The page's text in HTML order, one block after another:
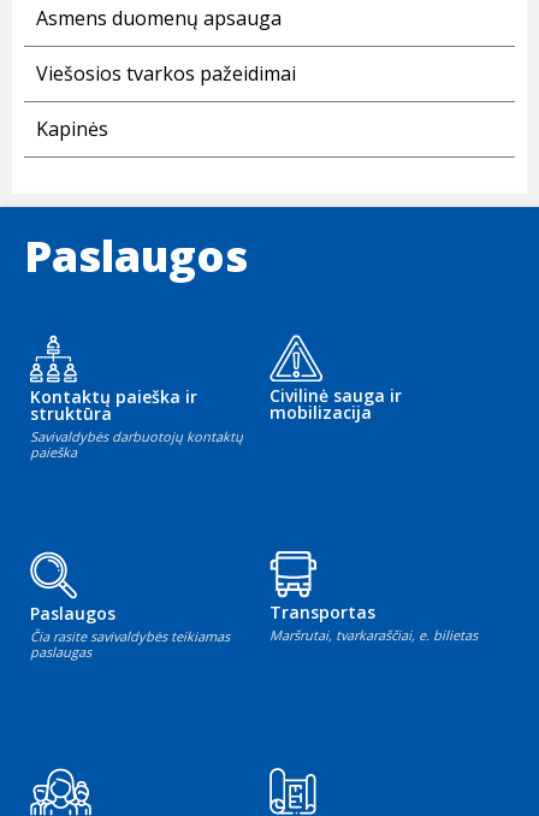
Asmens duomenų apsauga
Viešosios tvarkos pažeidimai
Kapinės
Paslaugos
Kontaktų paieška ir
struktūra
Savivaldybės darbuotojų kontaktų
paieška
Civilinė sauga ir
mobilizacija
Paslaugos
Čia rasite savivaldybės teikiamas
paslaugas
Transportas
Maršrutai, tvarkaraščiai, e. bilietas